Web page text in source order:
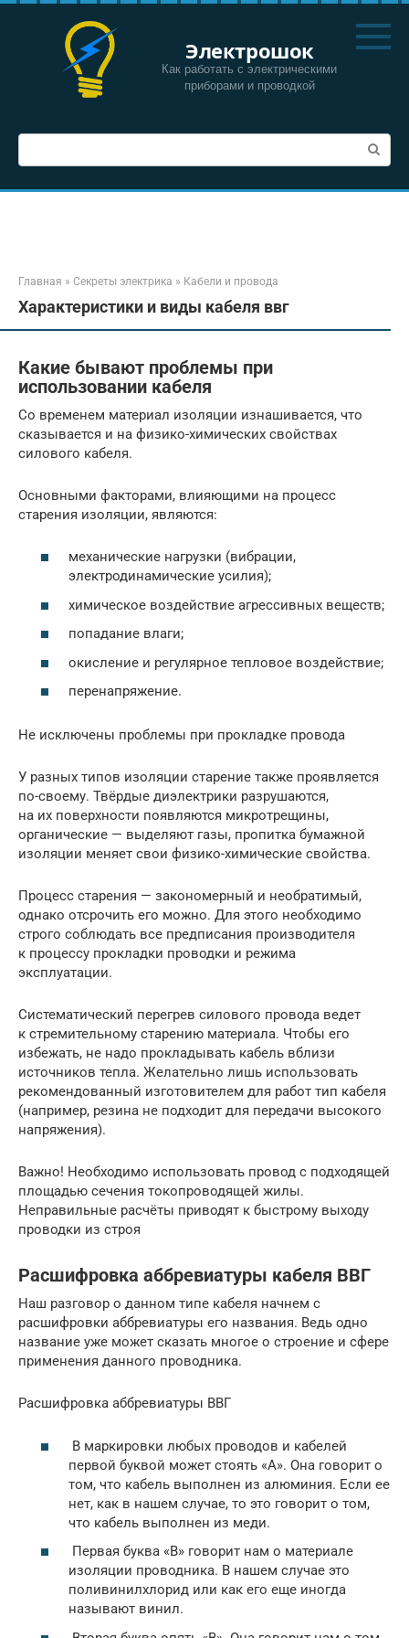
Перейти
Электрошок
Как работать с электрическими
приборами и проводкой
Поиск:
Главная » Секреты электрика » Кабели и провода
Характеристики и виды кабеля ввг
Какие бывают проблемы при
использовании кабеля
Со временем материал изоляции изнашивается, что
сказывается и на физико-химических свойствах
силового кабеля.
Основными факторами, влияющими на процесс
старения изоляции, являются:
механические нагрузки (вибрации,
электродинамические усилия);
химическое воздействие агрессивных веществ;
попадание влаги;
окисление и регулярное тепловое воздействие;
перенапряжение.
Не исключены проблемы при прокладке провода
У разных типов изоляции старение также проявляется
по-своему. Твёрдые диэлектрики разрушаются,
на их поверхности появляются микротрещины,
органические — выделяют газы, пропитка бумажной
изоляции меняет свои физико-химические свойства.
Процесс старения — закономерный и необратимый,
однако отсрочить его можно. Для этого необходимо
строго соблюдать все предписания производителя
к процессу прокладки проводки и режима
эксплуатации.
Систематический перегрев силового провода ведет
к стремительному старению материала. Чтобы его
избежать, не надо прокладывать кабель вблизи
источников тепла. Желательно лишь использовать
рекомендованный изготовителем для работ тип кабеля
(например, резина не подходит для передачи высокого
напряжения).
Важно! Необходимо использовать провод с подходящей
площадью сечения токопроводящей жилы.
Неправильные расчёты приводят к быстрому выходу
проводки из строя
Расшифровка аббревиатуры кабеля ВВГ
Наш разговор о данном типе кабеля начнем с
расшифровки аббревиатуры его названия. Ведь одно
название уже может сказать многое о строение и сфере
применения данного проводника.
Расшифровка аббревиатуры ВВГ
В маркировки любых проводов и кабелей
первой буквой может стоять «А». Она говорит о
том, что кабель выполнен из алюминия. Если ее
нет, как в нашем случае, то это говорит о том,
что кабель выполнен из меди.
Первая буква «В» говорит нам о материале
изоляции проводника. В нашем случае это
поливинилхлорид или как его еще иногда
называют винил.